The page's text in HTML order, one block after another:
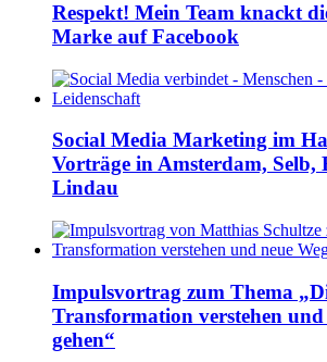
Respekt! Mein Team knackt
Marke auf Facebook
Social Media Marketing im
Vorträge in Amsterdam, Selb,
Lindau
Impulsvortrag zum Thema
Transformation verstehen und
gehen“